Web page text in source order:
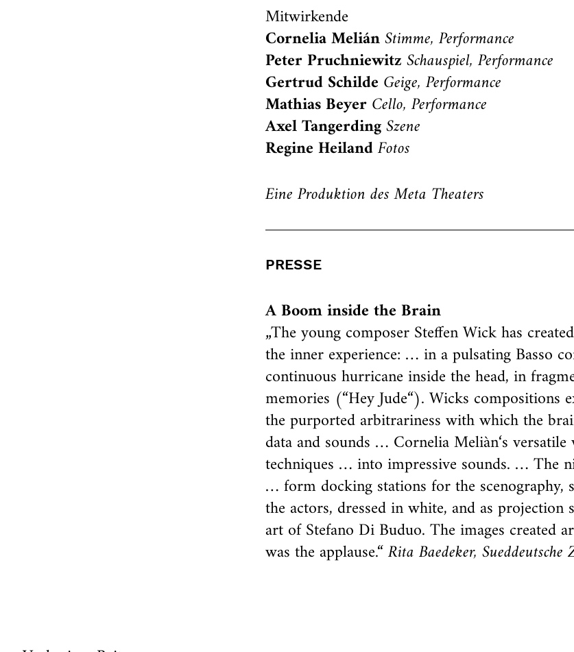
Mitwirkende
Cornelia MeliánStimme, Performance
Peter PruchniewitzSchauspiel, Performance
Gertrud Schilde Geige, Performance
Mathias BeyerCello, Performance
Axel TangerdingSzene
Regine HeilandFotos
Eine Produktion des Meta Theaters
PRESSE
A Boom inside the Brain
„The young composer Steffen Wick has
the inner experience: … in a pulsating Basso
continuous hurricane inside the head, in
memories (“Hey Jude“). Wicks compositions
the purported arbitrariness with which the
data and sounds … Cornelia Meliàn‘s
techniques … into impressive sounds. … The
… form docking stations for the scenography,
the actors, dressed in white, and as projection
art of Stefano Di Buduo. The images created
was the applause.“Rita Baedeker, Sueddeutsche